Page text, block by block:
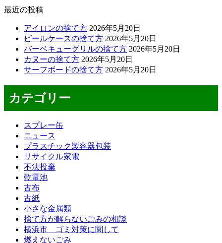
最近の投稿
アイロンの捨て方 2026年5月20日
ビールケースの捨て方 2026年5月20日
バーベキューグリルの捨て方 2026年5月20日
カヌーの捨て方 2026年5月20日
サーフボードの捨て方 2026年5月20日
カテゴリー
スプレー缶
ニュース
プラスチック製容器包装
リサイクル家電
不法投棄
乾電池
古布
古紙
小さな金属類
捨て方が解らないごみの相談
横浜市 ゴミ対策に関して
燃えないごみ